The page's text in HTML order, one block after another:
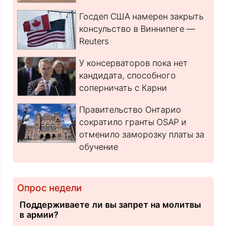
Госдеп США намерен закрыть
консульство в Виннипеге —
Reuters
У консерваторов пока нет
кандидата, способного
соперничать с Карни
Правительство Онтарио
сократило гранты OSAP и
отменило заморозку платы за
обучение
Опрос недели
Поддерживаете ли вы запрет на молитвы
в армии?